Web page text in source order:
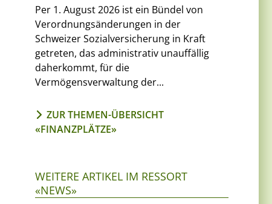
Per 1. August 2026 ist ein Bündel von
Verordnungsänderungen in der
Schweizer Sozialversicherung in Kraft
getreten, das administrativ unauffällig
daherkommt, für die
Vermögensverwaltung der...
ZUR THEMEN-ÜBERSICHT
«FINANZPLÄTZE»
WEITERE ARTIKEL IM RESSORT
«NEWS»